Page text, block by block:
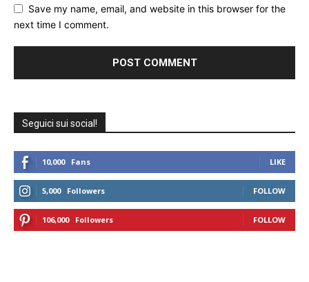
Save my name, email, and website in this browser for the
next time I comment.
Seguici sui social!
10,000 Fans LIKE
5,000 Followers FOLLOW
106,000 Followers FOLLOW